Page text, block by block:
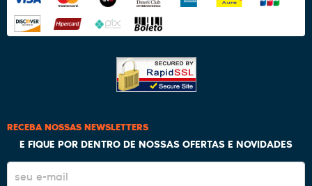
RECEBA NOSSAS NEWSLETTERS
E FIQUE POR DENTRO DE NOSSAS OFERTAS E NOVIDADES